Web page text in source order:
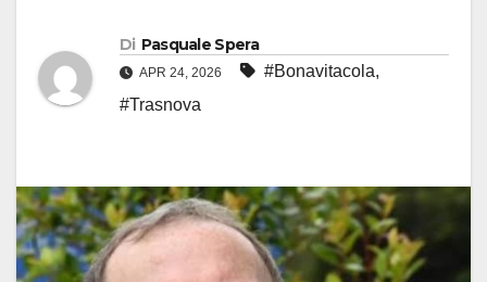
Di Pasquale Spera
APR 24, 2026 #Bonavitacola,
#Trasnova